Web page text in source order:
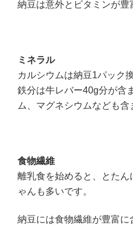
納豆は意外とビタミンが豊
ミネラル
カルシウムは納豆1パック
鉄分は牛レバー40g分が含
ム、マグネシウムなども含
食物繊維
離乳食を始めると、とた
ゃんも多いです。
納豆には食物繊維が豊富